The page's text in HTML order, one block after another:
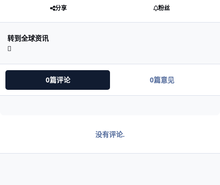
分享 粉丝
转到全球资讯
0篇评论 0篇意见
没有评论.